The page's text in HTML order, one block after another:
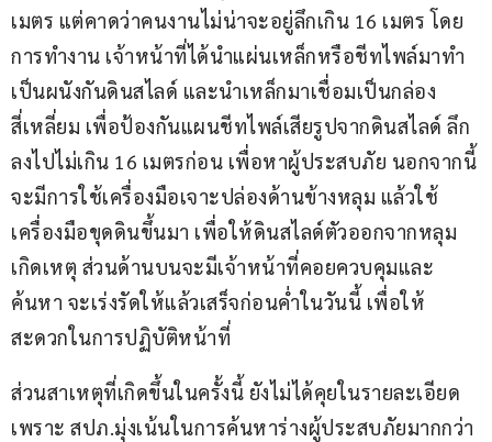
เมตร แต่คาดว่าคนงานไม่น่าจะอยู่ลึกเกิน 16 เมตร โดย
การทำงาน เจ้าหน้าที่ได้นำแผ่นเหล็กหรือชีทไพล์มาทำ
เป็นผนังกันดินสไลด์ และนำเหล็กมาเชื่อมเป็นกล่อง
สี่เหลี่ยม เพื่อป้องกันแผนชีทไพล์เสียรูปจากดินสไลด์ ลึก
ลงไปไม่เกิน 16 เมตรก่อน เพื่อหาผู้ประสบภัย นอกจากนี้
จะมีการใช้เครื่องมือเจาะปล่องด้านข้างหลุม แล้วใช้
เครื่องมือขุดดินขึ้นมา เพื่อให้ดินสไลด์ตัวออกจากหลุม
เกิดเหตุ ส่วนด้านบนจะมีเจ้าหน้าที่คอยควบคุมและ
ค้นหา จะเร่งรัดให้แล้วเสร็จก่อนค่ำในวันนี้ เพื่อให้
สะดวกในการปฏิบัติหน้าที่
ส่วนสาเหตุที่เกิดขึ้นในครั้งนี้ ยังไม่ได้คุยในรายละเอียด
เพราะ สปภ.มุ่งเน้นในการค้นหาร่างผู้ประสบภัยมากกว่า